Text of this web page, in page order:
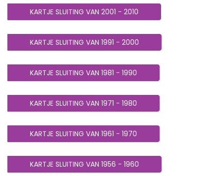
KARTJE SLUITING VAN 2001 - 2010
KARTJE SLUITING VAN 1991 - 2000
KARTJE SLUITING VAN 1981 - 1990
KARTJE SLUITING VAN 1971 - 1980
KARTJE SLUITING VAN 1961 - 1970
KARTJE SLUITING VAN 1956 - 1960